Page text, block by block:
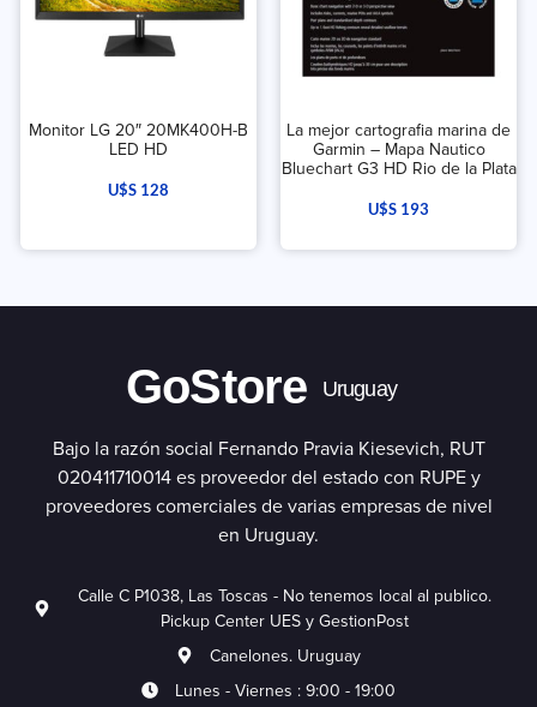
Monitor LG 20″ 20MK400H-B
LED HD
U$S 128
La mejor cartografia marina de
Garmin – Mapa Nautico
Bluechart G3 HD Rio de la Plata
U$S 193
GoStore Uruguay
Bajo la razón social Fernando Pravia Kiesevich, RUT
020411710014 es proveedor del estado con RUPE y
proveedores comerciales de varias empresas de nivel
en Uruguay.
Calle C P1038, Las Toscas - No tenemos local al publico.
Pickup Center UES y GestionPost
Canelones. Uruguay
Lunes - Viernes : 9:00 - 19:00